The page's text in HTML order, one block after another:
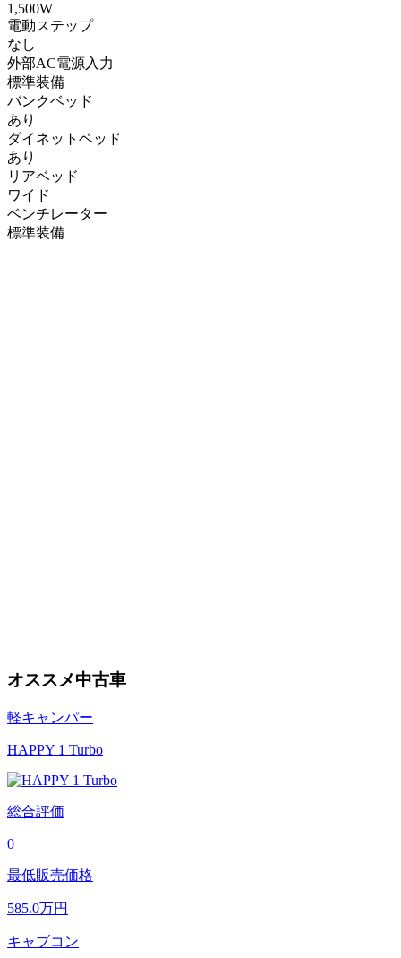
1,500W
電動ステップ
なし
外部AC電源入力
標準装備
バンクベッド
あり
ダイネットベッド
あり
リアベッド
ワイド
ベンチレーター
標準装備
オススメ中古車
軽キャンパー
HAPPY 1 Turbo
総合評価
0
最低販売価格
585.0万円
キャブコン